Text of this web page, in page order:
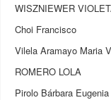
WISZNIEWER
Choi Francisco
Vilela Aramayo Maria
ROMERO LOLA
Pirolo Bárbara Eugenia